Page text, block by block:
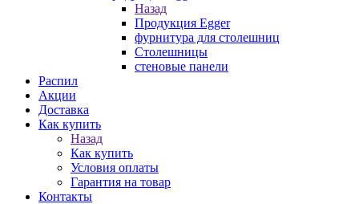
Назад
Продукция Egger
фурнитура для столешниц
Столешницы
стеновые панели
Распил
Акции
Доставка
Как купить
Назад
Как купить
Условия оплаты
Гарантия на товар
Контакты